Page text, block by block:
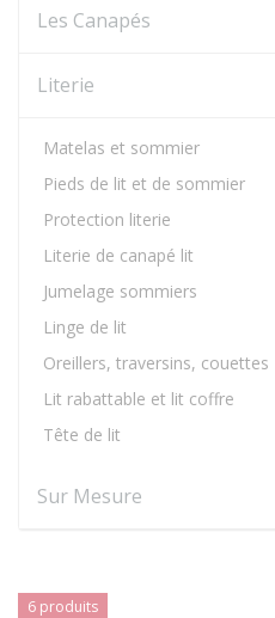
Les Canapés
Literie
Matelas et sommier
Pieds de lit et de sommier
Protection literie
Literie de canapé lit
Jumelage sommiers
Linge de lit
Oreillers, traversins, couettes
Lit rabattable et lit coffre
Tête de lit
Sur Mesure
6 produits